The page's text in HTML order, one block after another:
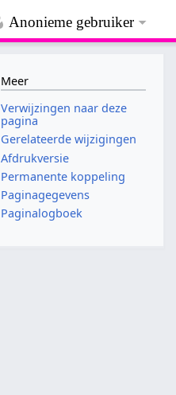
Anonieme gebruiker
Meer
Verwijzingen naar deze
pagina
Gerelateerde wijzigingen
Afdrukversie
Permanente koppeling
Paginagegevens
Paginalogboek